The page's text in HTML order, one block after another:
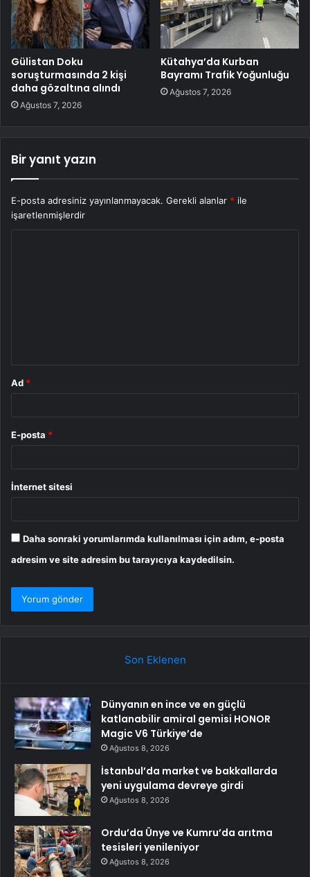
Gülistan Doku
soruşturmasında 2 kişi
daha gözaltına alındı
Ağustos 7, 2026
Kütahya’da Kurban
Bayramı Trafik Yoğunluğu
Ağustos 7, 2026
Bir yanıt yazın
E-posta adresiniz yayınlanmayacak. Gerekli alanlar * ile
işaretlenmişlerdir
Ad *
E-posta *
İnternet sitesi
Daha sonraki yorumlarımda kullanılması için adım, e-posta
adresim ve site adresim bu tarayıcıya kaydedilsin.
Son Eklenen
Dünyanın en ince ve en güçlü
katlanabilir amiral gemisi HONOR
Magic V6 Türkiye’de
Ağustos 8, 2026
İstanbul’da market ve bakkallarda
yeni uygulama devreye girdi
Ağustos 8, 2026
Ordu’da Ünye ve Kumru’da arıtma
tesisleri yenileniyor
Ağustos 8, 2026